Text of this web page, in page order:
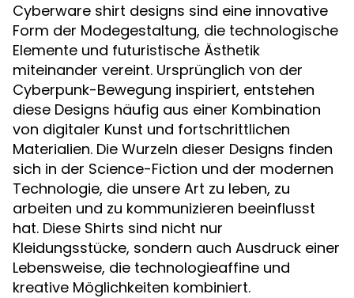
Cyberware shirt designs sind eine innovative
Form der Modegestaltung, die technologische
Elemente und futuristische Ästhetik
miteinander vereint. Ursprünglich von der
Cyberpunk-Bewegung inspiriert, entstehen
diese Designs häufig aus einer Kombination
von digitaler Kunst und fortschrittlichen
Materialien. Die Wurzeln dieser Designs finden
sich in der Science-Fiction und der modernen
Technologie, die unsere Art zu leben, zu
arbeiten und zu kommunizieren beeinflusst
hat. Diese Shirts sind nicht nur
Kleidungsstücke, sondern auch Ausdruck einer
Lebensweise, die technologieaffine und
kreative Möglichkeiten kombiniert.